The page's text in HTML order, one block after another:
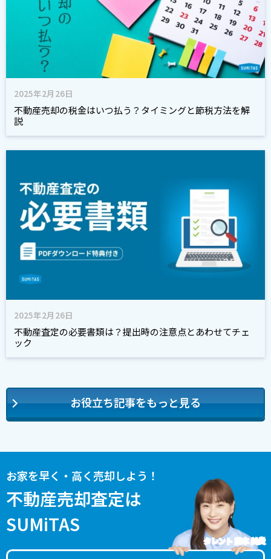
2025年2月26日
不動産売却の税金はいつ払う？タイミングと節税方法を解
説
2025年2月26日
不動産査定の必要書類は？提出時の注意点とあわせてチェ
ック
お役立ち記事をもっと見る
お家を早く・高く売却しよう！
不動産売却査定は
SUMiTAS
タレント 藤本 美貴